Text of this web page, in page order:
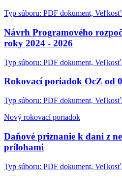
Typ súboru: PDF dokument,
Návrh Programového
roky 2024 - 2026
Typ súboru: PDF dokument,
Rokovací poriadok OcZ od
Typ súboru: PDF dokument,
Nový rokovací poriadok
Daňové priznanie k dani z
prílohami
Typ súboru: PDF dokument,